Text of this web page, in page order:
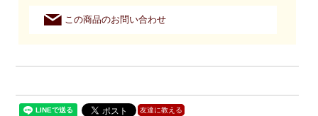
この商品のお問い合わせ
友達に教える